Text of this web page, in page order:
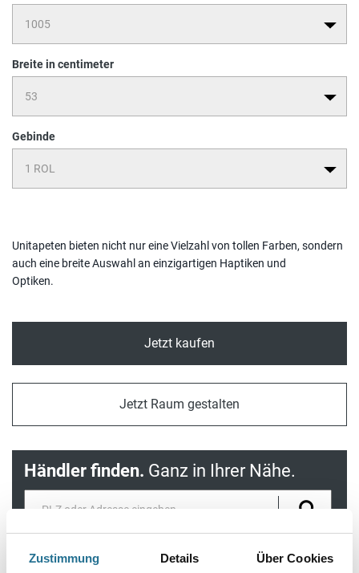
Zustimmung Details Über Cookies
Unitapeten bieten nicht nur eine Vielzahl von tollen Farben, sondern
auch eine breite Auswahl an einzigartigen Haptiken und
Optiken.
Breite in centimeter
Gebinde
Jetzt kaufen
Jetzt Raum gestalten
Händler finden. Ganz in Ihrer Nähe.